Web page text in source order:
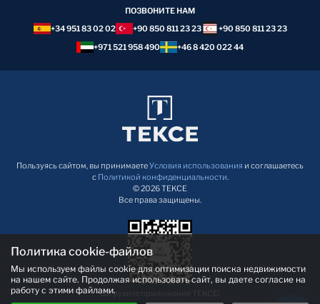
ПОЗВОНИТЕ НАМ
+34 951 83 02 02
+90 850 811 23 23
+90 850 811 23 23
+971 521 958 490
+46 8 420 022 44
Пользуясь сайтом, вы принимаетеУсловия использования и соглашаетесь
с Политикой конфиденциальности.
© 2026 TEKCE
Все права защищены.
Загрузите приложение TEKCE!
Политика cookie-файлов
Мы используем файлы cookie для оптимизации поиска недвижимости
на нашем сайте. Продолжая использовать сайт, вы даете согласие на
работу с этими файлами.